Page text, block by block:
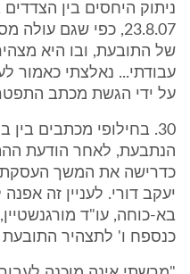
ניתוק היחסים בין
של התובעת, ובו היא
עבודתי... נאלצתי כאמור
על ידי הגשת מכתב
30. בחילופי מכתבים
הנתבעת, לאחר הודעת
כדרישה את המשך
כנספח ו' לתצהיר התובעת